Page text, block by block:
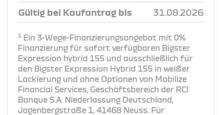
Gültig bei Kaufantrag bis 31.08.2026
1 Ein 3-Wege-Finanzierungsangebot mit 0%
Finanzierung für sofort verfügbaren Bigster
Expression hybrid 155 und ausschließlich für
den Bigster Expression Hybrid 155 in weißer
Lackierung und ohne Optionen von Mobilize
Financial Services, Geschäftsbereich der RCI
Banque S.A. Niederlassung Deutschland,
Jagenbergstraße 1, 41468 Neuss. Für